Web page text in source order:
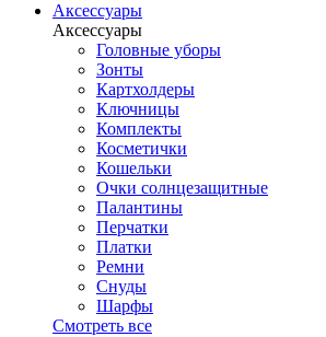
Аксессуары
Аксессуары
Головные уборы
Зонты
Картхолдеры
Ключницы
Комплекты
Косметички
Кошельки
Очки солнцезащитные
Палантины
Перчатки
Платки
Ремни
Снуды
Шарфы
Смотреть все